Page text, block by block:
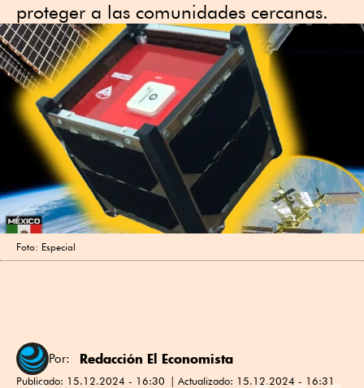
proteger a las comunidades cercanas.
Foto: Especial
Por: Redacción El Economista
Publicado: 15.12.2024 - 16:30 Actualizado: 15.12.2024 - 16:31